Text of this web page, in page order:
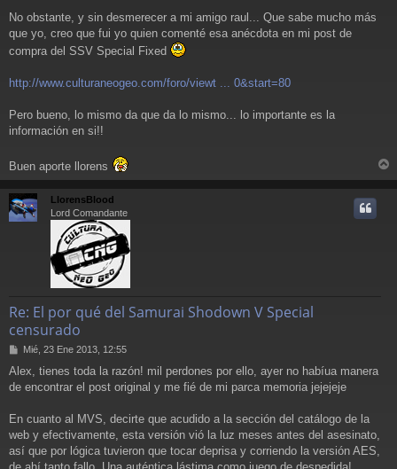
j
No obstante, y sin desmerecer a mi amigo raul... Que sabe mucho más
que yo, creo que fui yo quien comenté esa anécdota en mi post de
compra del SSV Special Fixed
http://www.culturaneogeo.com/foro/viewt ... 0&start=80
Pero bueno, lo mismo da que da lo mismo... lo importante es la
información en si!!
Buen aporte llorens
r
LlorensBlood
Lord Comandante
Re: El por qué del Samurai Shodown V Special
censurado
M
n
s
j
e
Mié, 23 Ene 2013, 12:55
Alex, tienes toda la razón! mil perdones por ello, ayer no habíua manera
de encontrar el post original y me fié de mi parca memoria jejejeje
En cuanto al MVS, decirte que acudido a la sección del catálogo de la
web y efectivamente, esta versión vió la luz meses antes del asesinato,
así que por lógica tuvieron que tocar deprisa y corriendo la versión AES,